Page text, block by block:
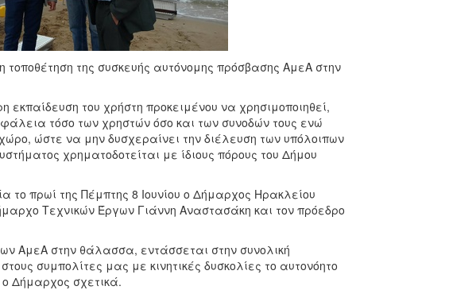
της συσκευής αυτόνομης πρόσβασης ΑμεΑ στην
εκπαίδευση του χρήστη προκειμένου να χρησιμοποιηθεί,
τόσο των χρηστών όσο και των συνοδών τους ενώ
ώστε να μην δυσχεραίνει την διέλευση των υπόλοιπων
χρηματοδοτείται με ίδιους πόρους του Δήμου
το πρωί της Πέμπτης 8 Ιουνίου ο Δήμαρχος Ηρακλείου
Τεχνικών Έργων Γιάννη Αναστασάκη και τον πρόεδρο
ΑμεΑ στην θάλασσα, εντάσσεται στην συνολική
συμπολίτες μας με κινητικές δυσκολίες το αυτονόητο
Δήμαρχος σχετικά.